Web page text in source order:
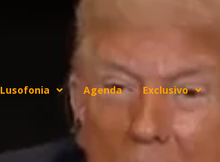
Lusofonia Agenda Exclusivo